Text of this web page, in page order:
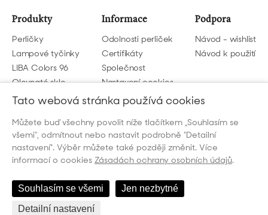
Produkty
Perličky
Lampové tyčinky
LIBA Colors 96
Olovnaté sklo
Informace
Odolnosti perliček
Certifikáty
Společnost
Nastavení cookies
GDPR
Podpora
Návod - wishlist
Návod k použití
Napište nám
beads@preciosa.com
Tato webová stránka používá cookies
Můžete buď všechny povolit níže tlačítkem „Souhlasím se
všemi“, odmítnout nebo nastavit podrobně "Detailní
nastavení". Výběr můžete také později změnit. Více
informací o cookies Zásadách ochrany osobních údajů.
Souhlasím se všemi
Jen nezbytné
Detailní nastavení